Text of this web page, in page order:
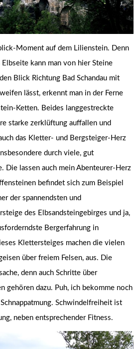
Moment auf dem Lilienstein. Denn
kann man von hier Steine
Blick Richtung Bad Schandau mit
lässt, erkennt man in der Ferne
Ketten. Beides langgestreckte
starke zerklüftung auffallen und
das Kletter- und Bergsteiger-Herz
durch viele, gut
Die lassen auch mein Abenteurer-Herz
befindet sich zum Beispiel
der spannendsten und
des Elbsandsteingebirges und ja,
Bergerfahrung in
Klettersteiges machen die vielen
über freiem Felsen, aus. Die
denn auch Schritte über
gehören dazu. Puh, ich bekomme noch
Schwindelfreiheit ist
neben entsprechender Fitness.